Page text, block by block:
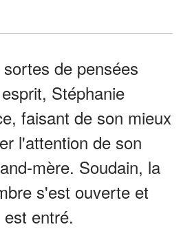
de pensées
Stéphanie
faisant de son mieux
l'attention de son
mère. Soudain, la
s'est ouverte et
entré.